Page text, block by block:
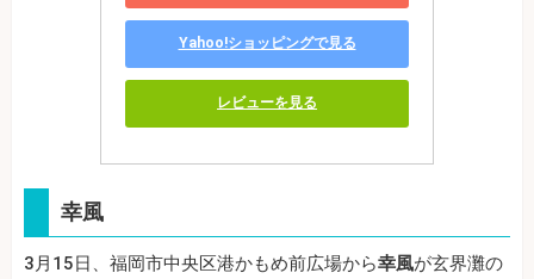
Yahoo!ショッピングで見る
レビューを見る
幸風
3月15日、福岡市中央区港かもめ前広場から幸風が玄界灘の